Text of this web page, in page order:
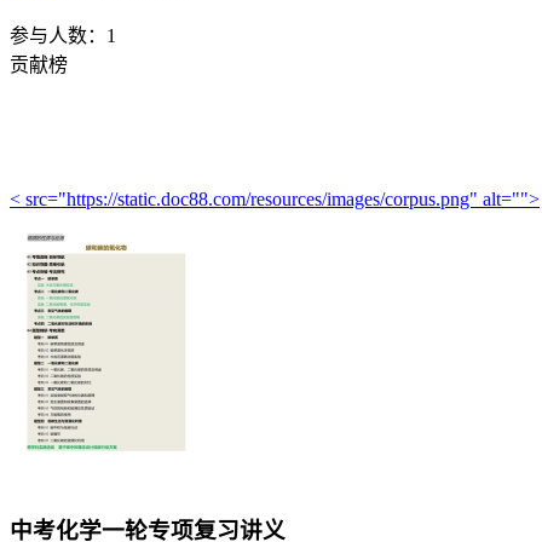
参与人数： 1
贡献榜
< src="https://static.doc88.com/resources/images/corpus.png" alt="">
中考化学一轮专项复习讲义